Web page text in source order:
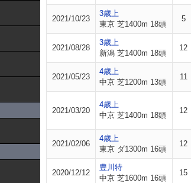
2021/10/23
3歳上
東京 芝1400m 18頭
5
2021/08/28
3歳上
新潟 芝1400m 18頭
12
2021/05/23
4歳上
中京 芝1200m 13頭
11
2021/03/20
4歳上
中京 芝1400m 18頭
12
2021/02/06
4歳上
東京 ダ1300m 16頭
12
2020/12/12
豊川特
中京 芝1600m 16頭
15